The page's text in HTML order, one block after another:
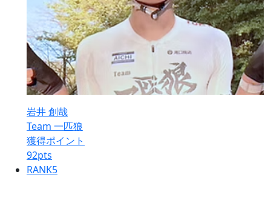
岩井 創哉
Team 一匹狼
獲得ポイント
92pts
RANK5